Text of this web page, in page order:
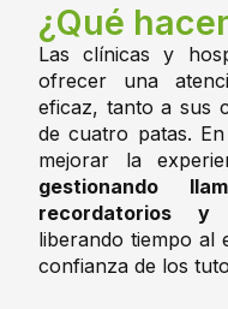
¿Qué
Las clínicas y
ofrecer una
eficaz, tanto a sus
de cuatro patas.
mejorar la
gestionando
recordatorios y
liberando tiempo al
confianza de los